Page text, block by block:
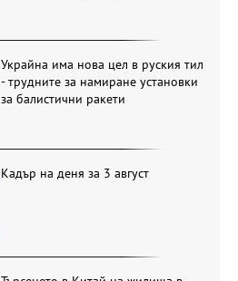
Украйна има нова цел в руския тил
- трудните за намиране установки
за балистични ракети
Кадър на деня за 3 август